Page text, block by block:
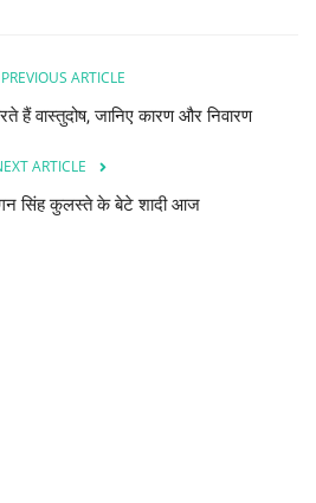
PREVIOUS ARTICLE
हैं वास्तुदोष, जानिए कारण और निवारण
ARTICLE
सिंह कुलस्ते के बेटे शादी आज